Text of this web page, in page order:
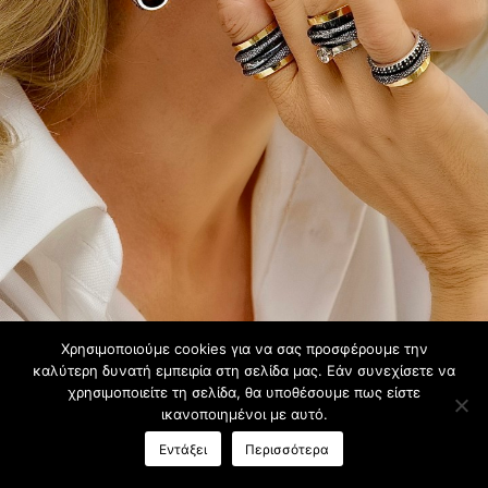
Χρησιμοποιούμε cookies για να σας προσφέρουμε την
καλύτερη δυνατή εμπειρία στη σελίδα μας. Εάν συνεχίσετε να
χρησιμοποιείτε τη σελίδα, θα υποθέσουμε πως είστε
ικανοποιημένοι με αυτό.
Εντάξει Περισσότερα